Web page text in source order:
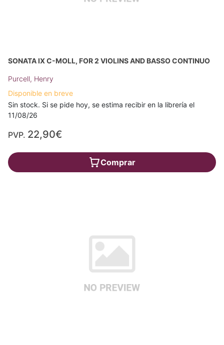
SONATA IX C-MOLL, FOR 2 VIOLINS AND BASSO CONTINUO
Purcell, Henry
Disponible en breve
Sin stock. Si se pide hoy, se estima recibir en la librería el
11/08/26
PVP. 22,90€
Comprar